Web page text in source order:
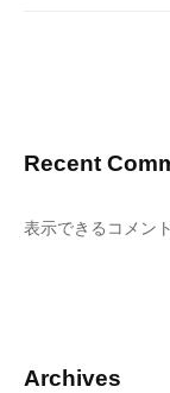
Recent
表示できるコメン
Archives